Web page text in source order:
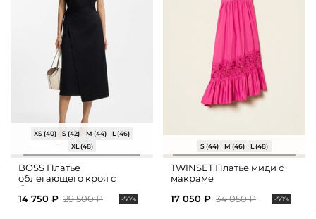
XS (40) S (42) M (44)
L (46)
XL (48)
BOSS Платье
облегающего кроя с
боковыми разрезами
14 750 ₽ 29 500 ₽ -50%
S (44) M (46) L (48)
TWINSET Платье миди с
макраме
17 050 ₽ 34 050 ₽ -50%